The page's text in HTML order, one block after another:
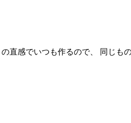
直感でいつも作るので、 同じも